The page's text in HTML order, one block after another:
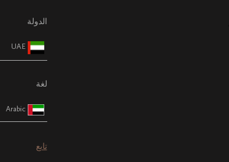
الدولة
UAE
لغة
Arabic
تابع